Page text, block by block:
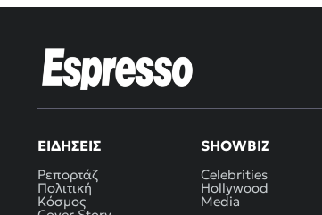
ΕΙΔΉΣΕΙΣ
Ρεπορτάζ
Πολιτική
Κόσμος
SHOWBIZ
Celebrities
Hollywood
Media